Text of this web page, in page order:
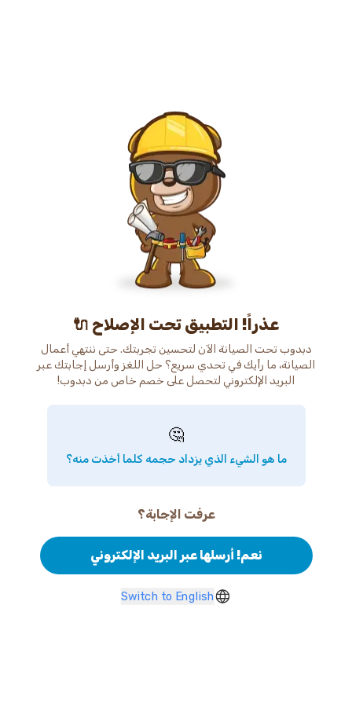
عذراً! التطبيق تحت الإصلاح 🔌
دبدوب تحت الصيانة الآن لتحسين تجربتك. حتى ننتهي أعمال
الصيانة، ما رأيك في تحدي سريع؟ حل اللغز وأرسل إجابتك عبر
البريد الإلكتروني لتحصل على خصم خاص من دبدوب!
🤔
ما هو الشيء الذي يزداد حجمه كلما أخذت منه؟
عرفت الإجابة؟
نعم! أرسلها عبر البريد الإلكتروني
Switch to English